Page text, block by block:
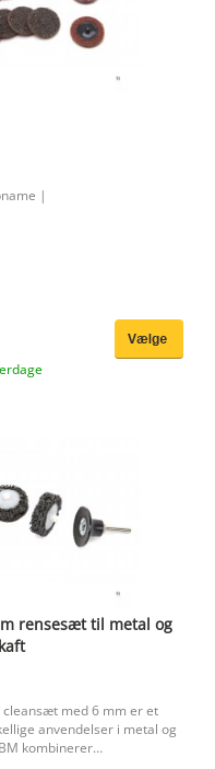
|
rensesæt til metal og
cleansæt med 6 mm er et
anvendelser i metal og
kombinerer